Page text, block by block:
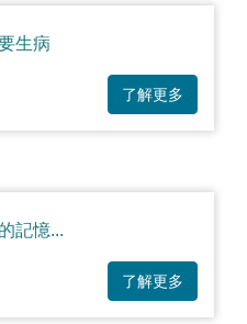
生病
了解更多
記憶...
了解更多